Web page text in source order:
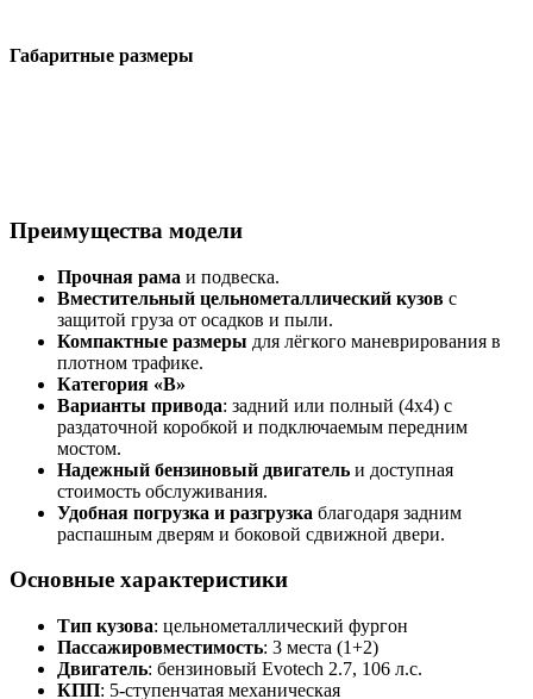
Габаритные размеры
Преимущества модели
Прочная рама и подвеска.
Вместительный цельнометаллический кузов с
защитой груза от осадков и пыли.
Компактные размеры для лёгкого маневрирования в
плотном трафике.
Категория «B»
Варианты привода: задний или полный (4х4) с
раздаточной коробкой и подключаемым передним
мостом.
Надежный бензиновый двигатель и доступная
стоимость обслуживания.
Удобная погрузка и разгрузка благодаря задним
распашным дверям и боковой сдвижной двери.
Основные характеристики
Тип кузова: цельнометаллический фургон
Пассажировместимость: 3 места (1+2)
Двигатель: бензиновый Evotech 2.7, 106 л.с.
КПП: 5-ступенчатая механическая